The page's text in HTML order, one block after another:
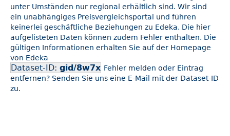
unter Umständen nur regional erhältlich sind. Wir sind
ein unabhängiges Preisvergleichsportal und führen
keinerlei geschäftliche Beziehungen zu Edeka. Die hier
aufgelisteten Daten können zudem Fehler enthalten. Die
gültigen Informationen erhalten Sie auf der Homepage
von Edeka
Dataset-ID: gid/8w7x Fehler melden oder Eintrag
entfernen? Senden Sie uns eine E-Mail mit der Dataset-ID
zu.